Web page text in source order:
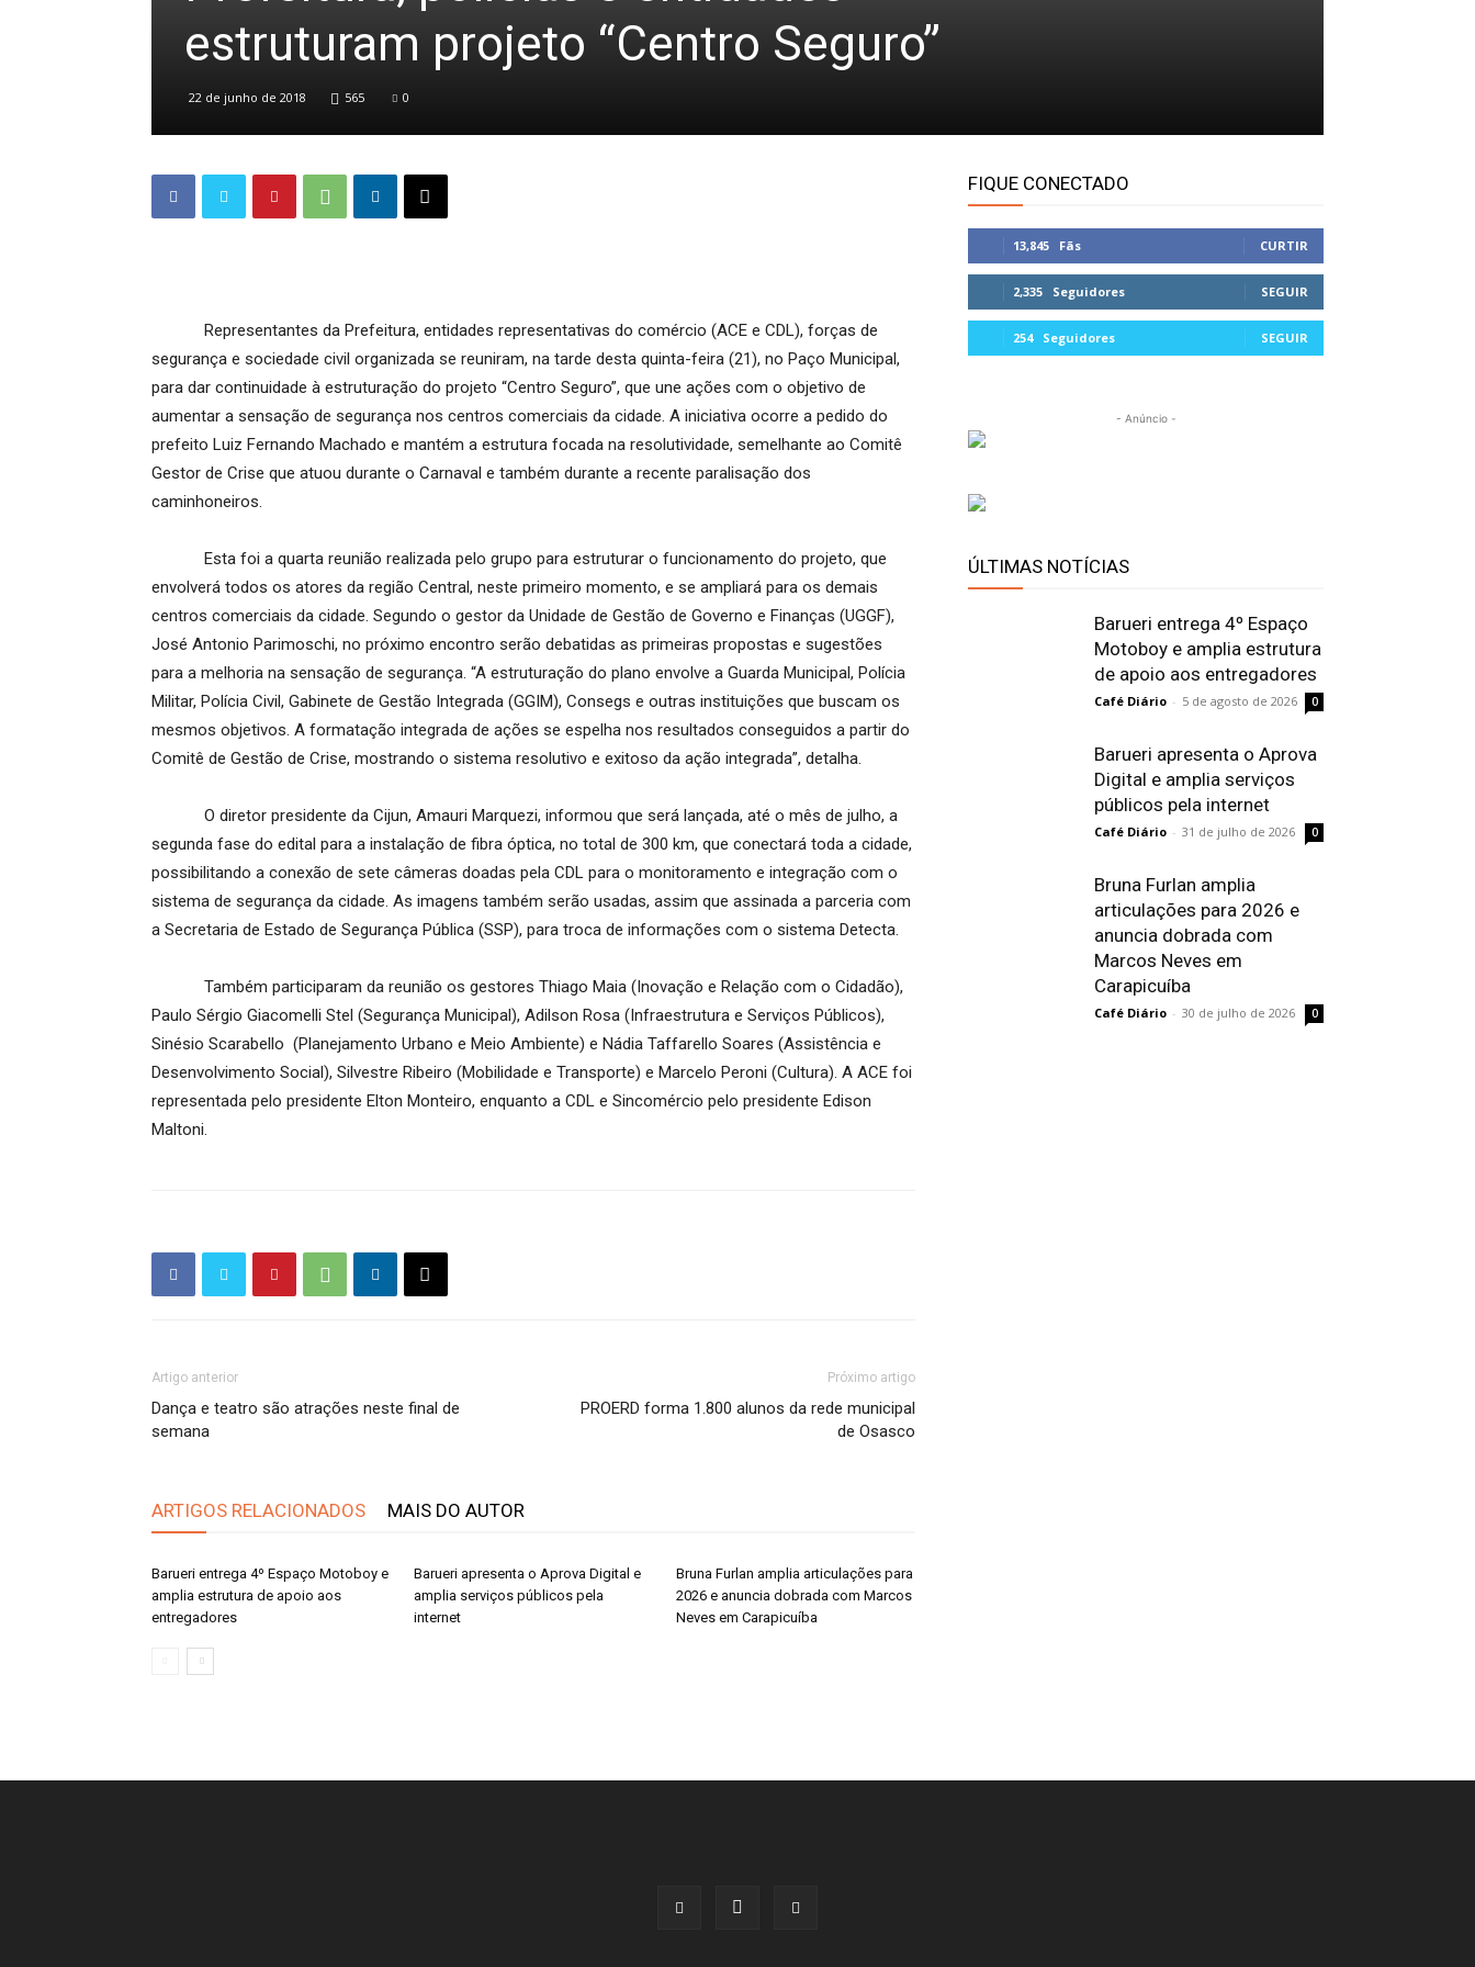
estruturam projeto “Centro Seguro”
22 de junho de 2018 565 0
Representantes da Prefeitura, entidades representativas do comércio (ACE e CDL), forças de
segurança e sociedade civil organizada se reuniram, na tarde desta quinta-feira (21), no Paço Municipal,
para dar continuidade à estruturação do projeto “Centro Seguro”, que une ações com o objetivo de
aumentar a sensação de segurança nos centros comerciais da cidade. A iniciativa ocorre a pedido do
prefeito Luiz Fernando Machado e mantém a estrutura focada na resolutividade, semelhante ao Comitê
Gestor de Crise que atuou durante o Carnaval e também durante a recente paralisação dos
caminhoneiros.
Esta foi a quarta reunião realizada pelo grupo para estruturar o funcionamento do projeto, que
envolverá todos os atores da região Central, neste primeiro momento, e se ampliará para os demais
centros comerciais da cidade. Segundo o gestor da Unidade de Gestão de Governo e Finanças (UGGF),
José Antonio Parimoschi, no próximo encontro serão debatidas as primeiras propostas e sugestões
para a melhoria na sensação de segurança. “A estruturação do plano envolve a Guarda Municipal, Polícia
Militar, Polícia Civil, Gabinete de Gestão Integrada (GGIM), Consegs e outras instituições que buscam os
mesmos objetivos. A formatação integrada de ações se espelha nos resultados conseguidos a partir do
Comitê de Gestão de Crise, mostrando o sistema resolutivo e exitoso da ação integrada”, detalha.
O diretor presidente da Cijun, Amauri Marquezi, informou que será lançada, até o mês de julho, a
segunda fase do edital para a instalação de fibra óptica, no total de 300 km, que conectará toda a cidade,
possibilitando a conexão de sete câmeras doadas pela CDL para o monitoramento e integração com o
sistema de segurança da cidade. As imagens também serão usadas, assim que assinada a parceria com
a Secretaria de Estado de Segurança Pública (SSP), para troca de informações com o sistema Detecta.
Também participaram da reunião os gestores Thiago Maia (Inovação e Relação com o Cidadão),
Paulo Sérgio Giacomelli Stel (Segurança Municipal), Adilson Rosa (Infraestrutura e Serviços Públicos),
Sinésio Scarabello (Planejamento Urbano e Meio Ambiente) e Nádia Taffarello Soares (Assistência e
Desenvolvimento Social), Silvestre Ribeiro (Mobilidade e Transporte) e Marcelo Peroni (Cultura). A ACE foi
representada pelo presidente Elton Monteiro, enquanto a CDL e Sincomércio pelo presidente Edison
Maltoni.
Artigo anterior
Dança e teatro são atrações neste final de
semana
Próximo artigo
PROERD forma 1.800 alunos da rede municipal
de Osasco
ARTIGOS RELACIONADOS MAIS DO AUTOR
Barueri entrega 4º Espaço Motoboy e
amplia estrutura de apoio aos
entregadores
Barueri apresenta o Aprova Digital e
amplia serviços públicos pela
internet
Bruna Furlan amplia articulações para
2026 e anuncia dobrada com Marcos
Neves em Carapicuíba
FIQUE CONECTADO
13,845 Fãs CURTIR
2,335 Seguidores SEGUIR
254 Seguidores SEGUIR
- Anúncio -
ÚLTIMAS NOTÍCIAS
Barueri entrega 4º Espaço
Motoboy e amplia estrutura
de apoio aos entregadores
Café Diário - 5 de agosto de 2026 0
Barueri apresenta o Aprova
Digital e amplia serviços
públicos pela internet
Café Diário - 31 de julho de 2026 0
Bruna Furlan amplia
articulações para 2026 e
anuncia dobrada com
Marcos Neves em
Carapicuíba
Café Diário - 30 de julho de 2026 0